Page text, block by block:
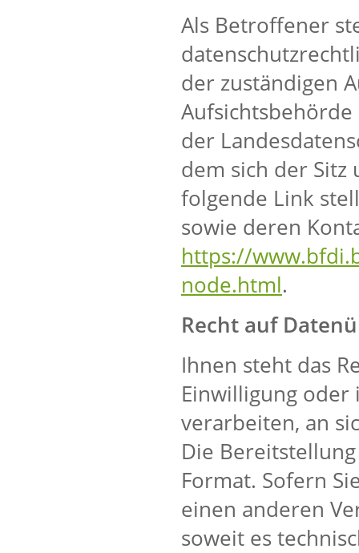
Als Betroffener
der zuständigen
der
dem sich der
folgende Link
sowie deren
https://
node.html.
Recht auf
Ihnen steht das
Einwilligung oder
verarbeiten, an
Die
Format. Sofern
einen anderen
soweit es